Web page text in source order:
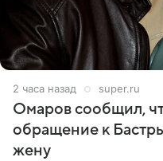
2 часа назад super.ru
Омаров сообщил,
обращение к
жену